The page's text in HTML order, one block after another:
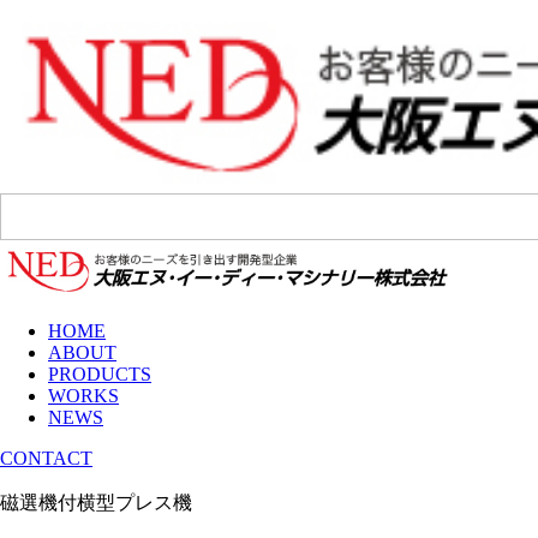
HOME
ABOUT
PRODUCTS
WORKS
NEWS
CONTACT
磁選機付横型プレス機